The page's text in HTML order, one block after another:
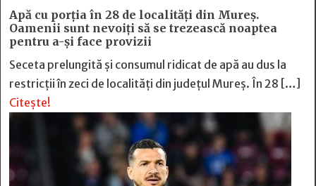
Apă cu porția în 28 de localități din Mureș.
Oamenii sunt nevoiți să se trezească noaptea
pentru a-și face provizii
Seceta prelungită și consumul ridicat de apă au dus la
restricții în zeci de localități din județul Mureș. În 28 […]
Citește!